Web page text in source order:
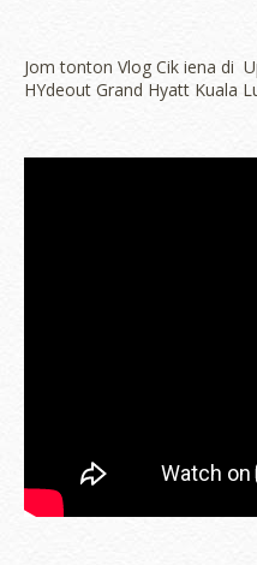
Jom tonton Vlog Cik iena di
HYdeout Grand Hyatt Kuala